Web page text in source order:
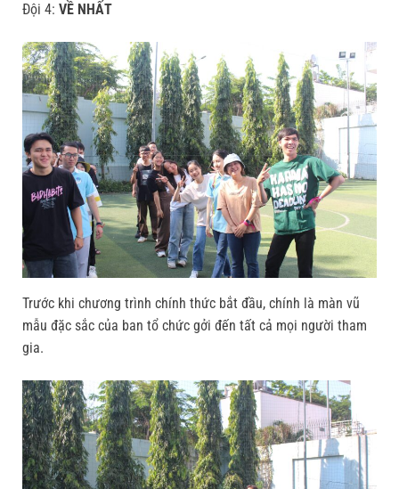
Đội 4: VỀ NHẤT
Trước khi chương trình chính thức bắt đầu, chính là màn vũ
mẫu đặc sắc của ban tổ chức gởi đến tất cả mọi người tham
gia.